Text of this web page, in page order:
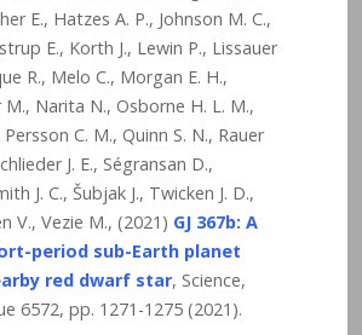
E., Hatzes A. P., Johnson M. C.,
E., Korth J., Lewin P., Lissauer
R., Melo C., Morgan E. H.,
Narita N., Osborne H. L. M.,
Persson C. M., Quinn S. N., Rauer
J. E., Ségransan D.,
J. C., Šubjak J., Twicken J. D.,
V., Vezie M., (2021) GJ 367b: A
period sub-Earth planet
red dwarf star, Science,
6572, pp. 1271-1275 (2021).